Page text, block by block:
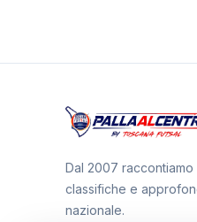
Dal 2007 raccontiamo
classifiche e
nazionale.